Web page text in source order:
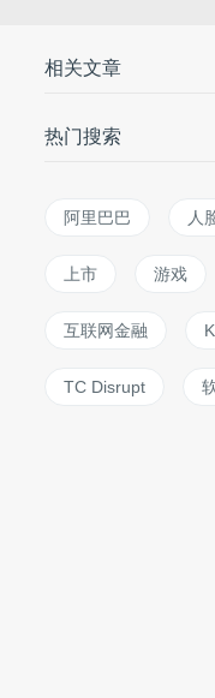
相关文章
热门搜索
阿里巴巴 人
上市 游戏
互联网金融
TC Disrupt